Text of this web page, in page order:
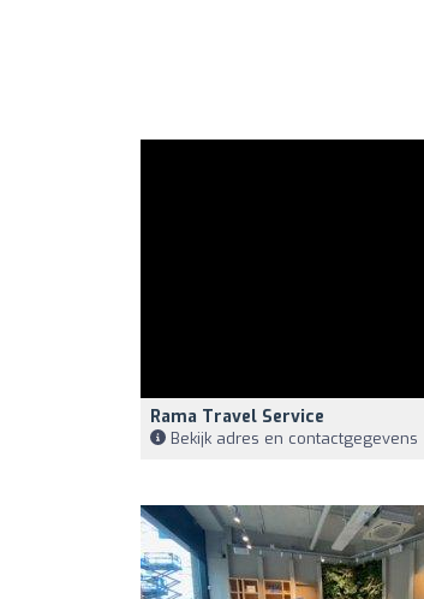
Rama Travel Service
Bekijk adres en contactgegevens